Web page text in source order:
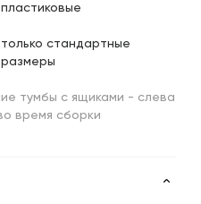
пластиковые
только стандартные
размеры
тумбы с ящиками - слева
время сборки